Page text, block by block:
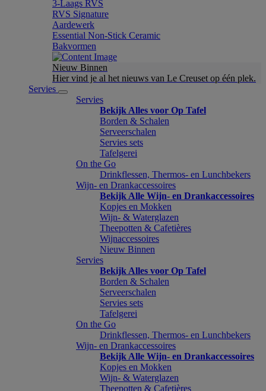
3-Laags RVS
RVS Signature
Aardewerk
Essential Non-Stick Ceramic
Bakvormen
Nieuw Binnen
Hier vind je al het nieuws van Le Creuset op één plek.
Servies
Servies
Bekijk Alles voor Op Tafel
Borden & Schalen
Serveerschalen
Servies sets
Tafelgerei
On the Go
Drinkflessen, Thermos- en Lunchbekers
Wijn- en Drankaccessoires
Bekijk Alle Wijn- en Drankaccessoires
Kopjes en Mokken
Wijn- & Waterglazen
Theepotten & Cafetières
Wijnaccessoires
Nieuw Binnen
Servies
Bekijk Alles voor Op Tafel
Borden & Schalen
Serveerschalen
Servies sets
Tafelgerei
On the Go
Drinkflessen, Thermos- en Lunchbekers
Wijn- en Drankaccessoires
Bekijk Alle Wijn- en Drankaccessoires
Kopjes en Mokken
Wijn- & Waterglazen
Theepotten & Cafetières